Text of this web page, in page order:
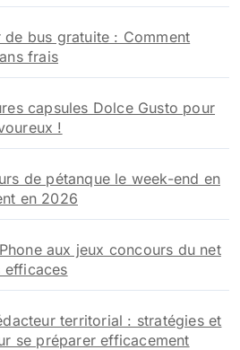
bus gratuite : Comment
frais
capsules Dolce Gusto pour
!
de pétanque le week-end en
en 2026
aux jeux concours du net
efficaces
territorial : stratégies et
se préparer efficacement